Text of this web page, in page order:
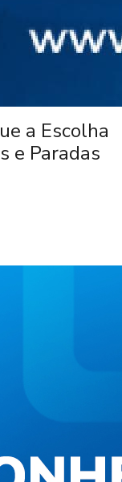
a Escolha
e Paradas